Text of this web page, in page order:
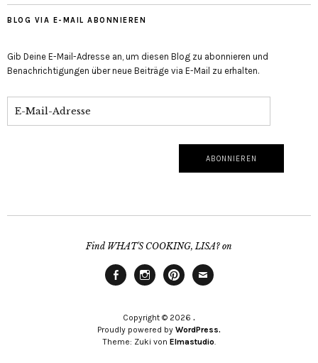
BLOG VIA E-MAIL ABONNIEREN
Gib Deine E-Mail-Adresse an, um diesen Blog zu abonnieren und
Benachrichtigungen über neue Beiträge via E-Mail zu erhalten.
Find WHAT'S COOKING, LISA? on
Copyright © 2026 .
Proudly powered by WordPress.
Theme: Zuki von Elmastudio.